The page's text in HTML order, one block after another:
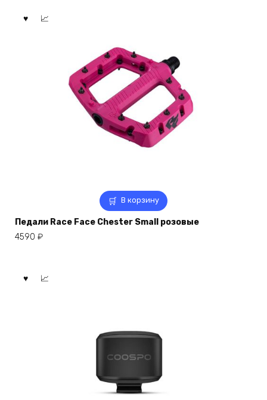
В корзину
Педали Race Face Chester Small розовые
4590 ₽